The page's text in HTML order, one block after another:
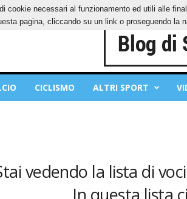
COOKIES PRIVACY POLICY
CICLISMO ALTRI SPORT
vedendo la lista di
In questa lista
necessari al funzionamento ed utili alle
pagina, cliccando su un link o proseguendo